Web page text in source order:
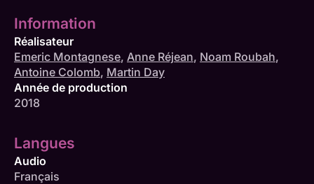
Information
Réalisateur
Emeric Montagnese, Anne Réjean, Noam Roubah,
Antoine Colomb, Martin Day
Année de production
2018
Langues
Audio
Français